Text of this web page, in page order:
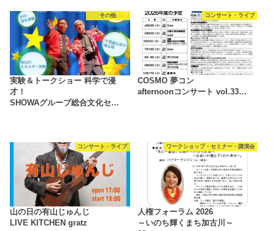
その他
実験＆トークショー 科学で漫
才！
SHOWAグループ総合文化セ…
コンサート・ライブ
COSMO 夢コン
afternoonコンサート vol.33…
コンサート・ライブ
山の日の有山じゅんじ
LIVE KITCHEN gratz
ワークショップ・セミナー・講演会
人権フォーラム 2026
～いのち輝くまち加古川～